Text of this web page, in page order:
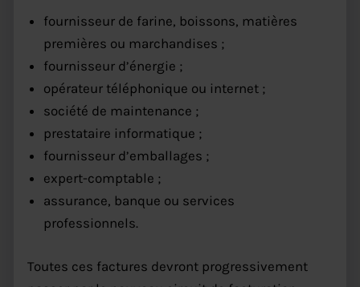
fournisseur de farine, boissons, matières
premières ou marchandises ;
fournisseur d’énergie ;
opérateur téléphonique ou internet ;
société de maintenance ;
prestataire informatique ;
fournisseur d’emballages ;
expert-comptable ;
assurance, banque ou services
professionnels.
Toutes ces factures devront progressivement